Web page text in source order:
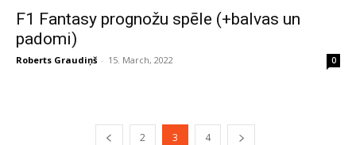
F1 Fantasy prognožu spēle (+balvas un
padomi)
Roberts Graudiņš - 15. March, 2022 0
2 3 4